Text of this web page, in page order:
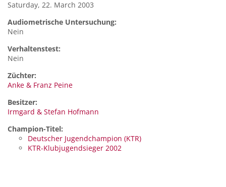
Saturday, 22. March 2003
Audiometrische Untersuchung:
Nein
Verhaltenstest:
Nein
Züchter:
Anke & Franz Peine
Besitzer:
Irmgard & Stefan Hofmann
Champion-Titel:
Deutscher Jugendchampion (KTR)
KTR-Klubjugendsieger 2002